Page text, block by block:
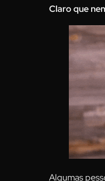
Claro que
Algumas